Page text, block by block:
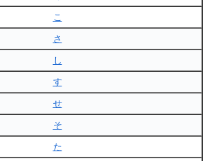
こ
さ
し
す
せ
そ
た